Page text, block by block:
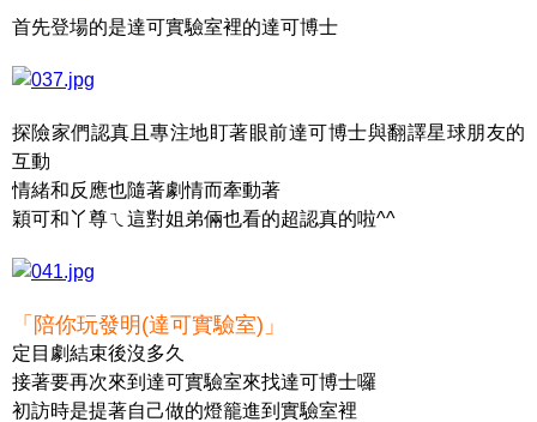
首先登場的是達可實驗室裡的達可博士
探險家們認真且專注地盯著眼前達可博士與翻譯星球朋友的
互動
情緒和反應也隨著劇情而牽動著
穎可和丫尊ㄟ這對姐弟倆也看的超認真的啦^^
「陪你玩發明(達可實驗室)」
定目劇結束後沒多久
接著要再次來到達可實驗室來找達可博士囉
初訪時是提著自己做的燈籠進到實驗室裡